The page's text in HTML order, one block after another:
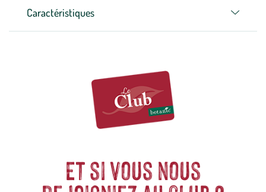
Caractéristiques
Et si vous nous